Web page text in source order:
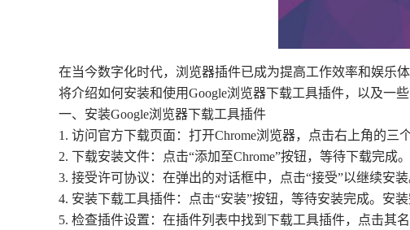
在当今数字化时代，浏览器插件已成为提高工作效率和娱乐
将介绍如何安装和使用Google浏览器下载工具插件，以及一些
一、安装Google浏览器下载工具插件
1. 访问官方下载页面：打开Chrome浏览器，点击右上角的三
2. 下载安装文件：点击“添加至Chrome”按钮，等待下载完成
3. 接受许可协议：在弹出的对话框中，点击“接受”以继续安装
4. 安装下载工具插件：点击“安装”按钮，等待安装完成。安
5. 检查插件设置：在插件列表中找到下载工具插件，点击其